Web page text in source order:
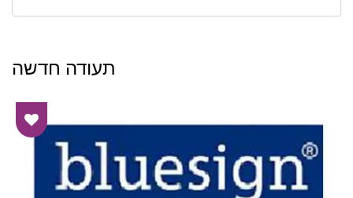
תעודה חדשה